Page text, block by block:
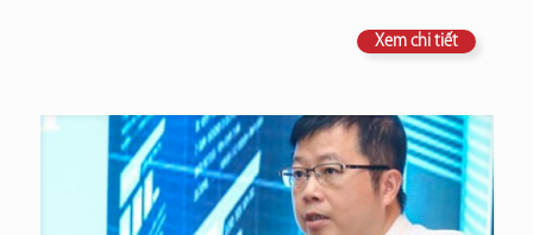
Xem chi tiết